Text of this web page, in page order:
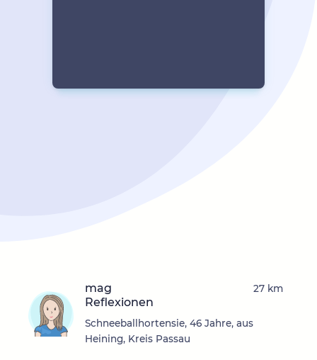
mag
Reflexionen
Schneeballhortensie, 46 Jahre, aus
Heining, Kreis Passau
27 km